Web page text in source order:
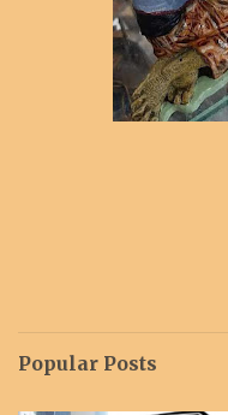
Popular Posts